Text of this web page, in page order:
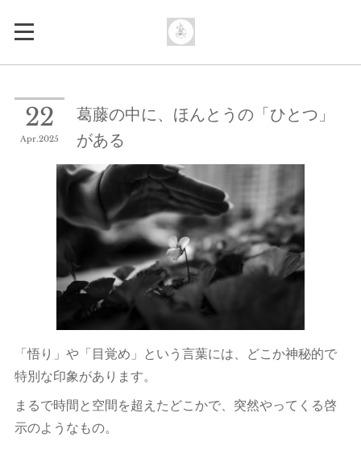
22
Apr 2025
葛藤の中に、ほんとうの「ひとつ」
がある
「悟り」や「目覚め」という言葉には、どこか神秘的で
特別な印象があります。
まるで時間と空間を超えたどこかで、突然やってくる啓
示のようなもの。